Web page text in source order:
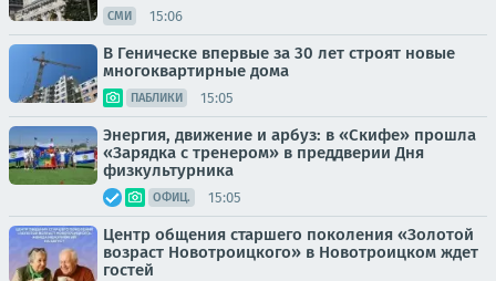
СМИ 15:06
В Геническе впервые за 30 лет строят новые
многоквартирные дома
ПАБЛИКИ 15:05
Энергия, движение и арбуз: в «Скифе» прошла
«Зарядка с тренером» в преддверии Дня
физкультурника
ОФИЦ. 15:05
Центр общения старшего поколения «Золотой
возраст Новотроицкого» в Новотроицком ждет
гостей